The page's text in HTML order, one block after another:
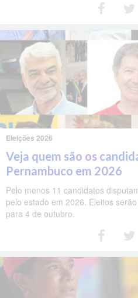
Eleições 2026
Veja quem são os
Pernambuco em 2026
Pelo menos 11 candidatos
pelo estado em 2026. Eleitos
para 4 de outubro.